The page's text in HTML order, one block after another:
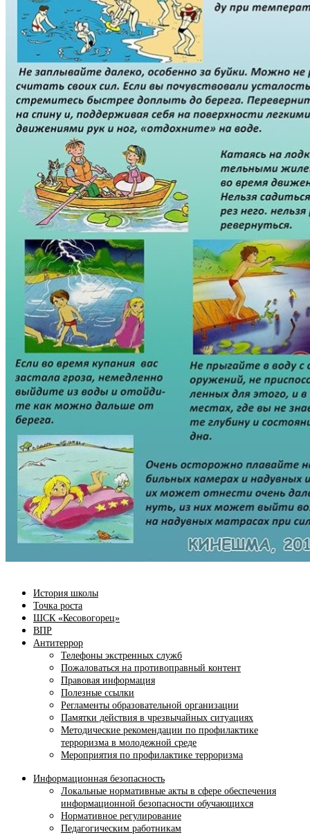
История школы
Точка роста
ШСК «Кесовогорец»
ВПР
Антитеррор
Телефоны экстренных служб
Пожаловаться на противоправный контент
Правовая информация
Полезные ссылки
Регламенты образовательной организации
Памятки действия в чрезвычайных ситуациях
Методические рекомендации по профилактике
терроризма в молодежной среде
Мероприятия по профилактике терроризма
Информационная безопасность
Локальные нормативные акты в сфере обеспечения
информационной безопасности обучающихся
Нормативное регулирование
Педагогическим работникам